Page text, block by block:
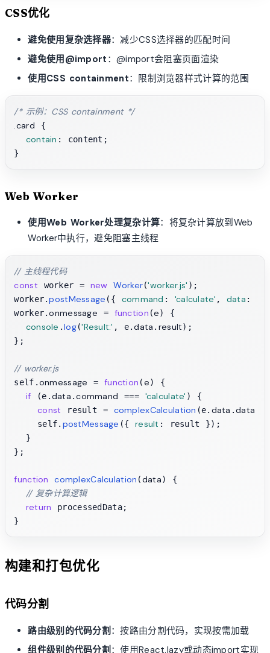
CSS优化
避免使用复杂选择器：减少CSS选择器的匹配时间
避免使用@import ：@import会阻塞页面渲染
使用CSS containment：限制浏览器样式计算的范围
/* 示例：CSS containment */
.card {
contain : content;
Web Worker
使用Web Worker处理复杂计算：将复杂计算放到Web
Worker中执行，避免阻塞主线程
// 主线程代码
const worker = new Worker('worker.js' );
worker.postMessage ({ command : 'calculate' , data :
worker.onmessage = function (e) {
console .log('Result:' , e.data . result);
};
// worker.js
self.onmessage = function (e) {
if (e.data .command === 'calculate' ) {
const result = complexCalculation (e. data .data
    self.
postMessage ({ result : result });
  }
};
function complexCalculation (data) {
// 复杂计算逻辑
return processedData;
构建和打包优化
代码分割
路由级别的代码分割 ：按路由分割代码，实现按需加载
组件级别的代码分割 ：使用React.lazy或动态import实现